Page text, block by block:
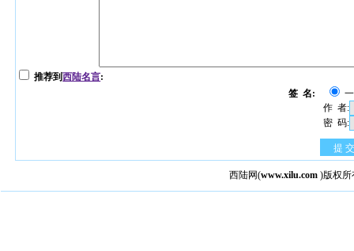
推荐到西陆名言:
签 名:
作 者:
密 码:
提 交
西陆网(www.xilu.com )版权